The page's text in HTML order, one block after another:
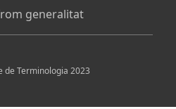
de Terminologia 2023